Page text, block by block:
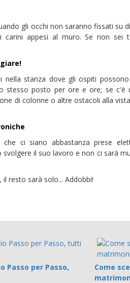
gli occhi non saranno fissati su
appesi al muro. Se non sei
nella stanza dove gli ospiti
stesso posto per ore e ore; se
di colonne o altre ostacoli alla
che ci siano abbastanza prese
il suo lavoro e non ci sarà
resto sarà solo... Addobbi!
Passo per Passo,
Come